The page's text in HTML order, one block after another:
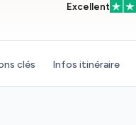
Excellent
clés Infos itinéraire